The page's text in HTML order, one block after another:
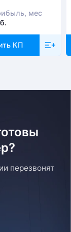
товара
клиенту
после
мес
КП
перезвонят